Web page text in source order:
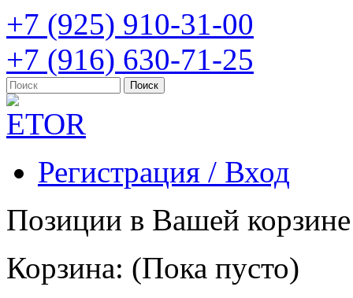
+7 (925) 910-31-00
+7 (916) 630-71-25
Регистрация / Вход
Позиции в Вашей
Корзина: (Пока пусто)